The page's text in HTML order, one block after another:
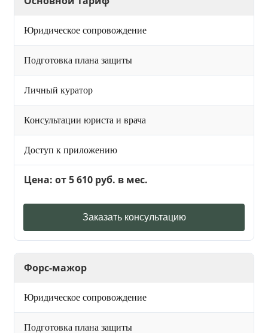
Юридическое сопровождение
Подготовка плана защиты
Личный куратор
Консультации юриста и врача
Доступ к приложению
Цена: от 5 610 руб. в мес.
Заказать консультацию
Форс-мажор
Юридическое сопровождение
Подготовка плана защиты